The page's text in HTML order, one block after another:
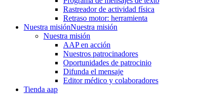
Rastre​​ador de activida​d física
Retraso motor: herramienta
Nuestra misiónNuestra misión
Nuestra misión
AAP en acción
Nuestros patrocinadores
Oportunidades de patrocinio
Difunda el mensaje
Editor médico y colaboradores
Tienda aap